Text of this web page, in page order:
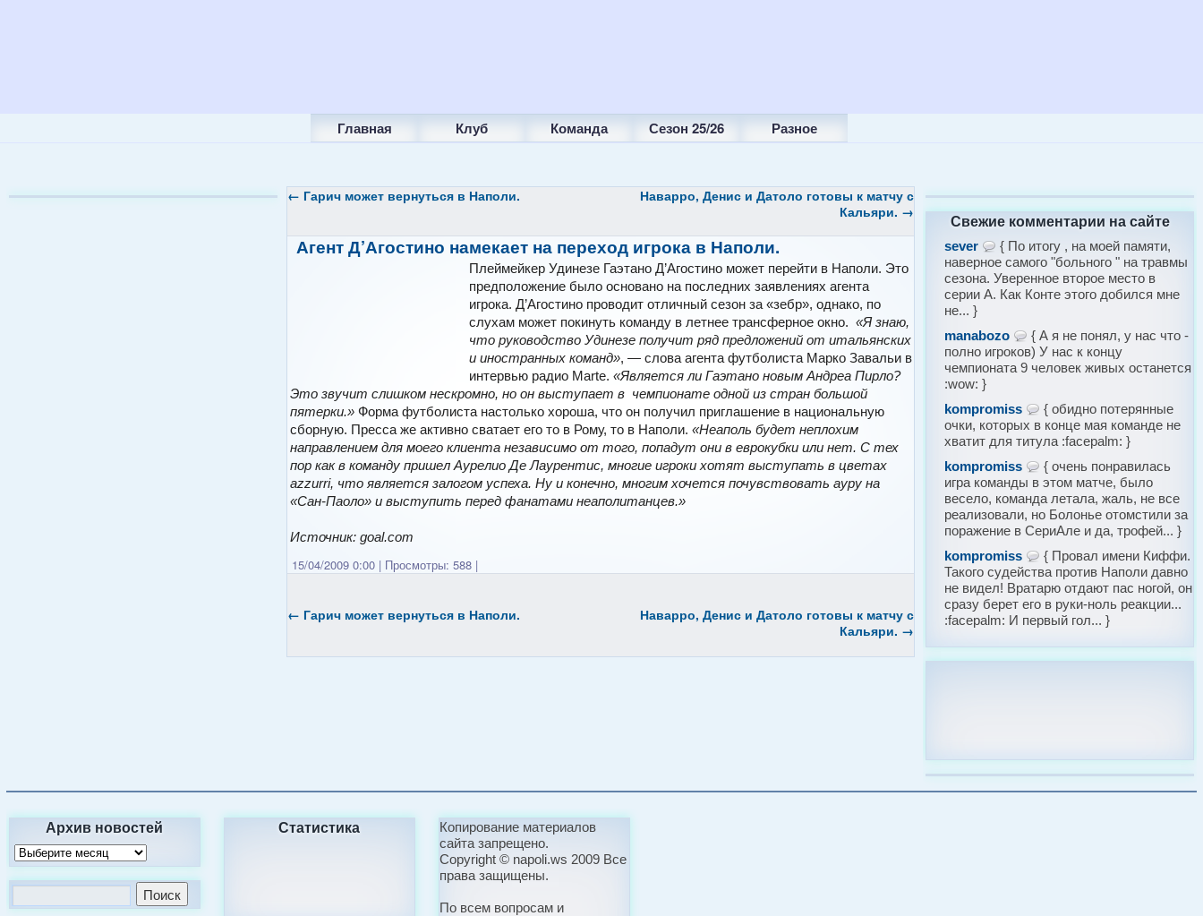
Главная Клуб Команда Сезон 25/26 Разное
← Гарич может вернуться в Наполи.
Наварро, Денис и Датоло готовы к матчу с
Кальяри. →
Агент Д’Агостино намекает на переход игрока в Наполи.
Плеймейкер Удинезе Гаэтано Д’Агостино может перейти в Наполи. Это
предположение было основано на последних заявлениях агента
игрока. Д’Агостино проводит отличный сезон за «зебр», однако, по
слухам может покинуть команду в летнее трансферное окно. «Я знаю,
что руководство Удинезе получит ряд предложений от итальянских
и иностранных команд», — слова агента футболиста Марко Завальи в
интервью радио Маrtе. «Является ли Гаэтано новым Андреа Пирло?
Это звучит слишком нескромно, но он выступает в чемпионате одной из стран большой
пятерки.»Форма футболиста настолько хороша, что он получил приглашение в национальную
сборную. Пресса же активно сватает его то в Рому, то в Наполи. «Неаполь будет неплохим
направлением для моего клиента независимо от того, попадут они в еврокубки или нет. С тех
пор как в команду пришел Аурелио Де Лаурентис, многие игроки хотят выступать в цветах
аzzurri, что является залогом успеха. Ну и конечно, многим хочется почувствовать ауру на
«Сан-Паоло» и выступить перед фанатами неаполитанцев.»
Источник: goal.com
15/04/2009 0:00 | Просмотры: 588|
← Гарич может вернуться в Наполи.
Наварро, Денис и Датоло готовы к матчу с
Кальяри. →
Свежие комментарии на сайте
sever
{ По итогу , на моей памяти,
наверное самого "больного " на травмы
сезона. Уверенное второе место в
серии А. Как Конте этого добился мне
не... }
manabozo
{ А я не понял, у нас что -
полно игроков) У нас к концу
чемпионата 9 человек живых останется
:wow: }
kompromiss
{ обидно потерянные
очки, которых в конце мая команде не
хватит для титула :facepalm: }
kompromiss
{ очень понравилась
игра команды в этом матче, было
весело, команда летала, жаль, не все
реализовали, но Болонье отомстили за
поражение в СериАле и да, трофей... }
kompromiss
{ Провал имени Киффи.
Такого судейства против Наполи давно
не видел! Вратарю отдают пас ногой, он
сразу берет его в руки-ноль реакции...
:facepalm: И первый гол... }
Архив новостей Статистика
Копирование материалов
сайта запрещено.
Copyright © napoli.ws 2009 Все
права защищены.
По всем вопросам и